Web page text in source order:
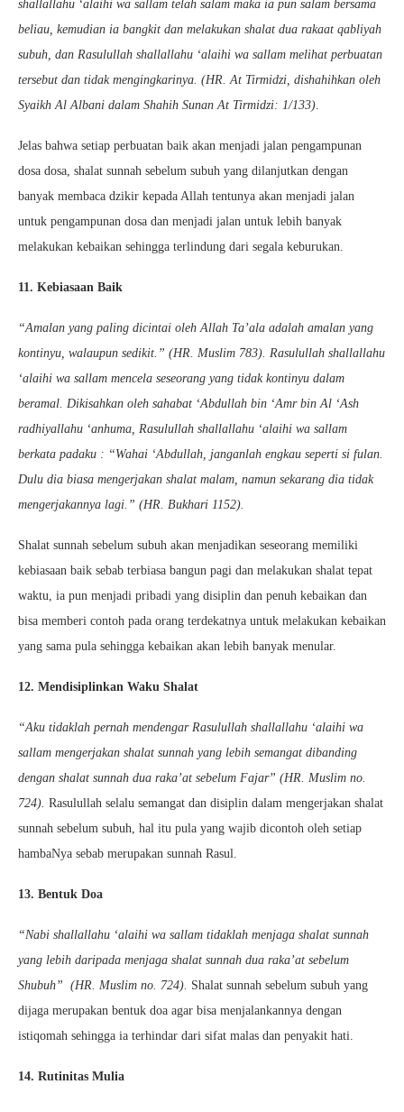
shallallahu ‘alaihi wa sallam telah salam maka ia pun salam bersama
beliau, kemudian ia bangkit dan melakukan shalat dua rakaat qabliyah
subuh, dan Rasulullah shallallahu ‘alaihi wa sallam melihat perbuatan
tersebut dan tidak mengingkarinya. (HR. At Tirmidzi, dishahihkan oleh
Syaikh Al Albani dalam Shahih Sunan At Tirmidzi: 1/133).
Jelas bahwa setiap perbuatan baik akan menjadi jalan pengampunan
dosa dosa, shalat sunnah sebelum subuh yang dilanjutkan dengan
banyak membaca dzikir kepada Allah tentunya akan menjadi jalan
untuk pengampunan dosa dan menjadi jalan untuk lebih banyak
melakukan kebaikan sehingga terlindung dari segala keburukan.
11. Kebiasaan Baik
“Amalan yang paling dicintai oleh Allah Ta’ala adalah amalan yang
kontinyu, walaupun sedikit.” (HR. Muslim 783). Rasulullah shallallahu
‘alaihi wa sallam mencela seseorang yang tidak kontinyu dalam
beramal. Dikisahkan oleh sahabat ‘Abdullah bin ‘Amr bin Al ‘Ash
radhiyallahu ‘anhuma, Rasulullah shallallahu ‘alaihi wa sallam
berkata padaku : “Wahai ‘Abdullah, janganlah engkau seperti si fulan.
Dulu dia biasa mengerjakan shalat malam, namun sekarang dia tidak
mengerjakannya lagi.” (HR. Bukhari 1152).
Shalat sunnah sebelum subuh akan menjadikan seseorang memiliki
kebiasaan baik sebab terbiasa bangun pagi dan melakukan shalat tepat
waktu, ia pun menjadi pribadi yang disiplin dan penuh kebaikan dan
bisa memberi contoh pada orang terdekatnya untuk melakukan kebaikan
yang sama pula sehingga kebaikan akan lebih banyak menular.
12. Mendisiplinkan Waku Shalat
“Aku tidaklah pernah mendengar Rasulullah shallallahu ‘alaihi wa
sallam mengerjakan shalat sunnah yang lebih semangat dibanding
dengan shalat sunnah dua raka’at sebelum Fajar” (HR. Muslim no.
724). Rasulullah selalu semangat dan disiplin dalam mengerjakan shalat
sunnah sebelum subuh, hal itu pula yang wajib dicontoh oleh setiap
hambaNya sebab merupakan sunnah Rasul.
13. Bentuk Doa
“Nabi shallallahu ‘alaihi wa sallam tidaklah menjaga shalat sunnah
yang lebih daripada menjaga shalat sunnah dua raka’at sebelum
Shubuh” (HR. Muslim no. 724). Shalat sunnah sebelum subuh yang
dijaga merupakan bentuk doa agar bisa menjalankannya dengan
istiqomah sehingga ia terhindar dari sifat malas dan penyakit hati.
14. Rutinitas Mulia